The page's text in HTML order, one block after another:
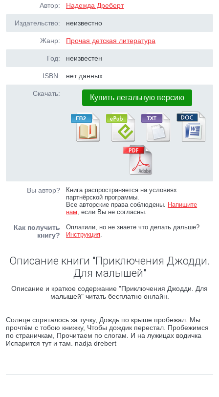
Автор: Надежда Дреберт
Издательство: неизвестно
Жанр: Прочая детская литература
Год: неизвестен
ISBN: нет данных
Скачать: Купить легальную версию
Вы автор?
Книга распространяется на условиях
партнёрской программы.
Все авторские права соблюдены. Напишите
нам, если Вы не согласны.
Как получить
книгу?
Оплатили, но не знаете что делать дальше?
Инструкция.
Описание книги "Приключения Джодди.
Для малышей"
Описание и краткое содержание "Приключения Джодди. Для
малышей" читать бесплатно онлайн.
Солнце спряталось за тучку, Дождь по крыше пробежал. Мы
прочтём с тобою книжку, Чтобы дождик перестал. Пробежимся
по страничкам, Прочитаем по слогам. И на лужицах водичка
Испарится тут и там. nadja drebert